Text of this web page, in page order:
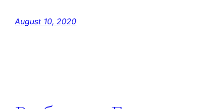
August 10, 2020